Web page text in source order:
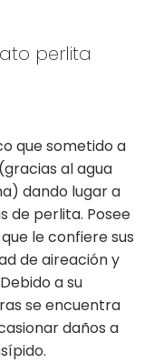
perlita
que sometido a
al agua
dando lugar a
de perlita. Posee
le confiere sus
de aireación y
a su
se encuentra
daños a